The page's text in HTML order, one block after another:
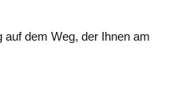
auf dem Weg, der Ihnen am